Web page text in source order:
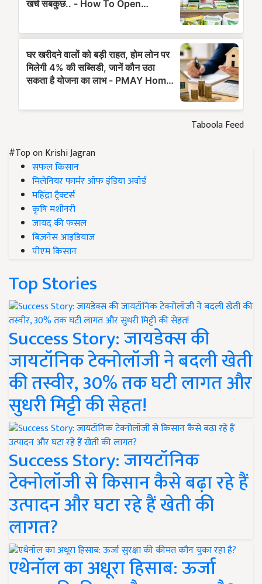
Taboola Feed
#Top on Krishi Jagran
सफल किसान
मिलेनियर फार्मर ऑफ इंडिया अवॉर्ड
महिंद्रा ट्रैक्टर्स
कृषि मशीनरी
जायद की फसल
बिज़नेस आइडियाज
पीएम किसान
Top Stories
Success Story: जायडेक्स की
जायटॉनिक टेक्नोलॉजी ने बदली खेती
की तस्वीर, 30% तक घटी लागत और
सुधरी मिट्टी की सेहत!
Success Story: जायटॉनिक
टेक्नोलॉजी से किसान कैसे बढ़ा रहे हैं
उत्पादन और घटा रहे हैं खेती की
लागत?
एथेनॉल का अधूरा हिसाब: ऊर्जा